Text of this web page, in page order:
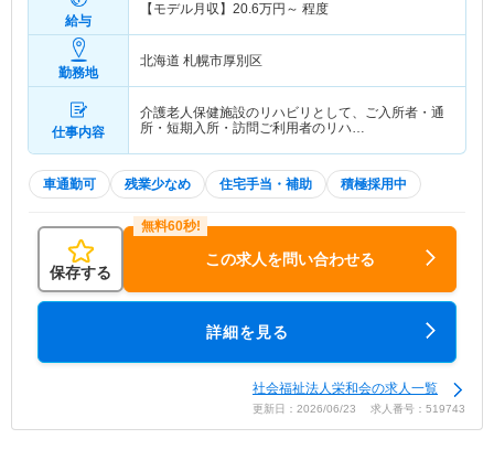
給与
【モデル月収】 20.6万円～ 程度
勤務地
北海道 札幌市厚別区
仕事内容
介護老人保健施設のリハビリとして、ご入所者・通
所・短期入所・訪問ご利用者のリハ…
車通勤可 残業少なめ 住宅手当・補助 積極採用中
保存する
この求人を問い合わせる
詳細を見る
社会福祉法人栄和会の求人一覧
更新日：2026/06/23 求人番号：519743